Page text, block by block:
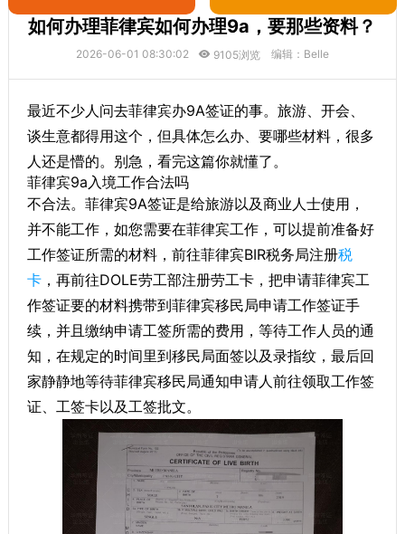
如何办理菲律宾如何办理9a，要那些资料？
2026-06-01 08:30:02 9105浏览 编辑：Belle
最近不少人问去菲律宾办9A签证的事。旅游、开会、
谈生意都得用这个，但具体怎么办、要哪些材料，很多
人还是懵的。别急，看完这篇你就懂了。
菲律宾9a入境工作合法吗
不合法。菲律宾9A签证是给旅游以及商业人士使用，
并不能工作，如您需要在菲律宾工作，可以提前准备好
工作签证所需的材料，前往菲律宾BIR税务局注册税
卡，再前往DOLE劳工部注册劳工卡，把申请菲律宾工
作签证要的材料携带到菲律宾移民局申请工作签证手
续，并且缴纳申请工签所需的费用，等待工作人员的通
知，在规定的时间里到移民局面签以及录指纹，最后回
家静静地等待菲律宾移民局通知申请人前往领取工作签
证、工签卡以及工签批文。